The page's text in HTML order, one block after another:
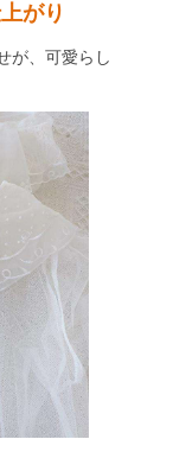
がり
が、可愛らし